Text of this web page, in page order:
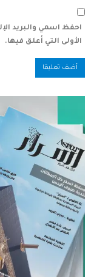
احفظ اسمي والبريد
الأولى التي أعلق فيها.